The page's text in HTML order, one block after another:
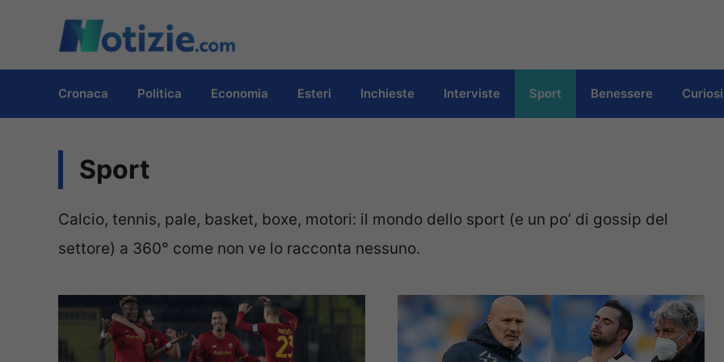
contenuto
Cronaca Politica Economia Esteri Inchieste Interviste Sport Benessere
Sport
Calcio, tennis, pale, basket, boxe, motori: il mondo dello sport (e un po’ di gossip del
settore) a 360° come non ve lo racconta nessuno.